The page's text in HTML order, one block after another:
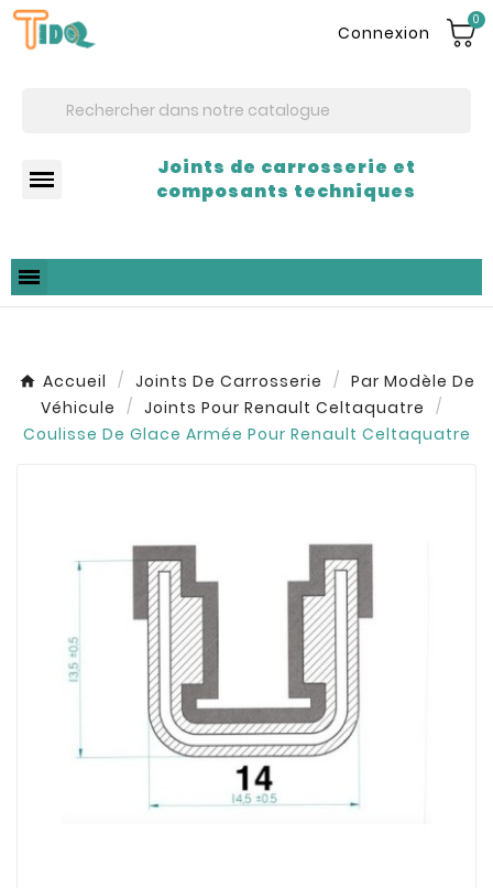
Connexion
0
Joints de carrosserie et
composants techniques
Accueil Joints De Carrosserie
Par Modèle De
Véhicule
Joints Pour Renault Celtaquatre
Coulisse De Glace Armée Pour Renault Celtaquatre